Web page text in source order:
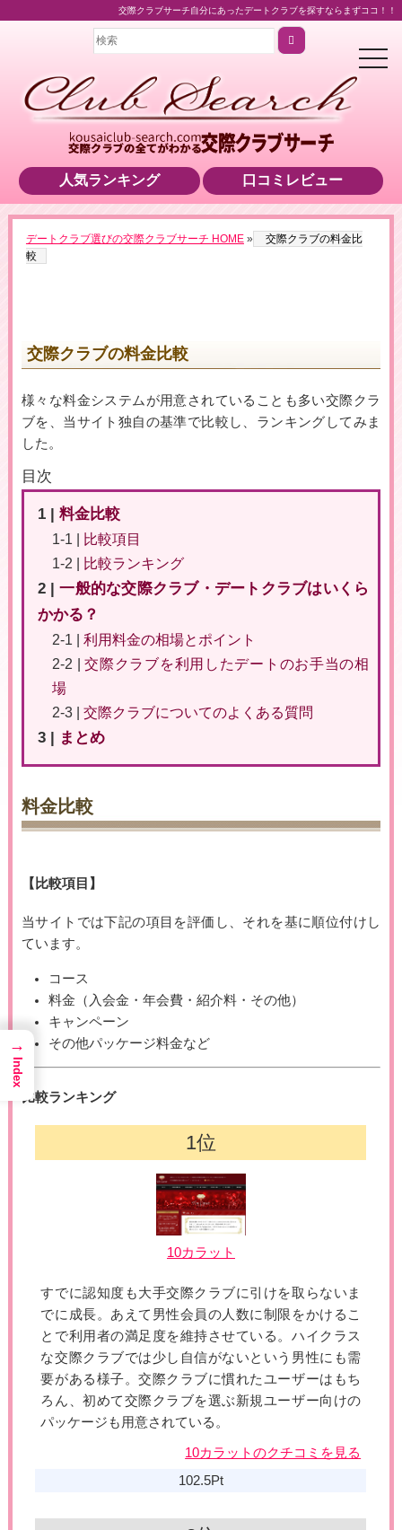
交際クラブサーチ自分にあったデートクラブを探すならまずココ！！
t
o
i
a
t
i
人気ランキング 口コミレビュー
デートクラブ選びの交際クラブサーチ HOME »
交際クラブの料金比
較
交際クラブの料金比較
様々な料金システムが用意されていることも多い交際クラ
ブを、当サイト独自の基準で比較し、ランキングしてみま
した。
目次
1 | 料金比較
1-1 |
比較項目
1-2 |
比較ランキング
2 |一般的な交際クラブ・デートクラブはいくら
かかる？
2-1 | 利用料金の相場とポイント
2-2 |交際クラブを利用したデートのお手当の相
場
2-3 | 交際クラブについてのよくある質問
3 | まとめ
料金比較
【比較項目】
当サイトでは下記の項目を評価し、それを基に順位付けし
ています。
コース
料金（入会金・年会費・紹介料・その他）
キャンペーン
その他パッケージ料金など
比較ランキング
10カラット
すでに認知度も大手交際クラブに引けを取らないま
でに成長。あえて男性会員の人数に制限をかけるこ
とで利用者の満足度を維持させている。ハイクラス
な交際クラブでは少し自信がないという男性にも需
要がある様子。交際クラブに慣れたユーザーはもち
ろん、初めて交際クラブを選ぶ新規ユーザー向けの
パッケージも用意されている。
10カラットのクチコミを見る
102.5Pt
→
Index